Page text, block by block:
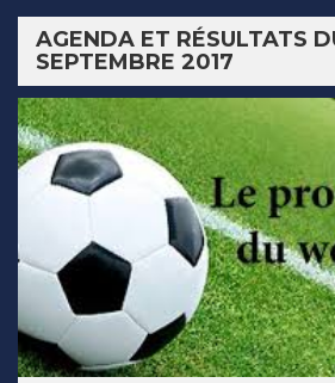
AGENDA ET RÉSULTATS
SEPTEMBRE 2017